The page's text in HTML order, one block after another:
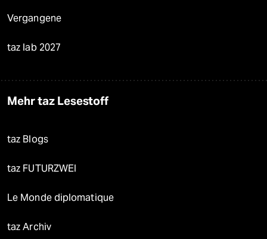
Vergangene
taz lab 2027
Mehr taz Lesestoff
taz Blogs
taz FUTURZWEI
Le Monde diplomatique
taz Archiv